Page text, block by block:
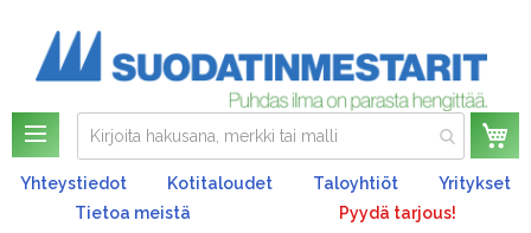
Yhteystiedot Kotitaloudet Taloyhtiöt
Yritykset
Tietoa meistä
Pyydä tarjous!